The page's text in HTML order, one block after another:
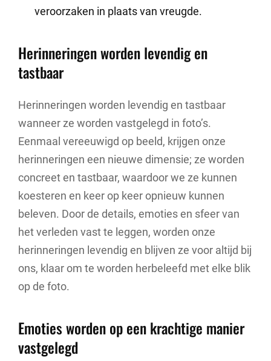
veroorzaken in plaats van vreugde.
Herinneringen worden levendig en
tastbaar
Herinneringen worden levendig en tastbaar
wanneer ze worden vastgelegd in foto’s.
Eenmaal vereeuwigd op beeld, krijgen onze
herinneringen een nieuwe dimensie; ze worden
concreet en tastbaar, waardoor we ze kunnen
koesteren en keer op keer opnieuw kunnen
beleven. Door de details, emoties en sfeer van
het verleden vast te leggen, worden onze
herinneringen levendig en blijven ze voor altijd bij
ons, klaar om te worden herbeleefd met elke blik
op de foto.
Emoties worden op een krachtige manier
vastgelegd